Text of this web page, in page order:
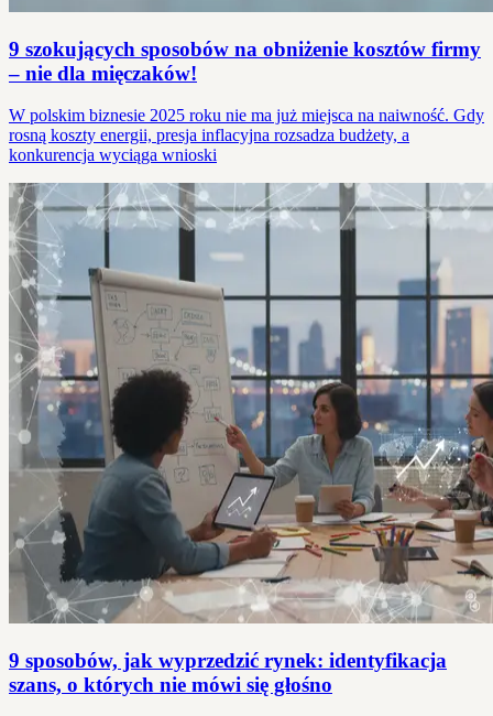
9 szokujących sposobów na obniżenie kosztów firmy
– nie dla mięczaków!
W polskim biznesie 2025 roku nie ma już miejsca na naiwność. Gdy
rosną koszty energii, presja inflacyjna rozsadza budżety, a
konkurencja wyciąga wnioski
9 sposobów, jak wyprzedzić rynek: identyfikacja
szans, o których nie mówi się głośno